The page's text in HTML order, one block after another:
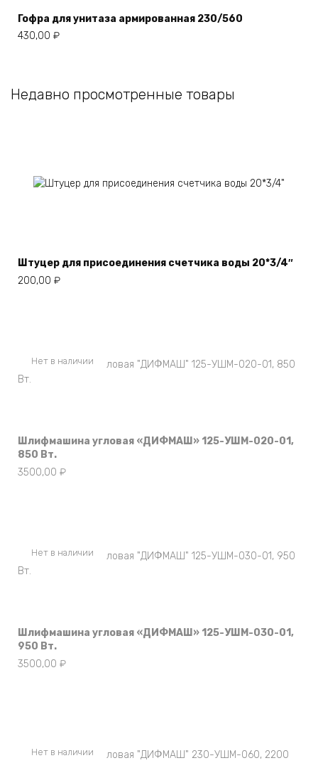
Гофра для унитаза армированная 230/560
430,00 ₽
Недавно просмотренные товары
Штуцер для присоединения счетчика воды 20*3/4″
200,00 ₽
Нет в наличии
Шлифмашина угловая «ДИФМАШ» 125-УШМ-020-01,
850 Вт.
3500,00 ₽
Нет в наличии
Шлифмашина угловая «ДИФМАШ» 125-УШМ-030-01,
950 Вт.
3500,00 ₽
Нет в наличии